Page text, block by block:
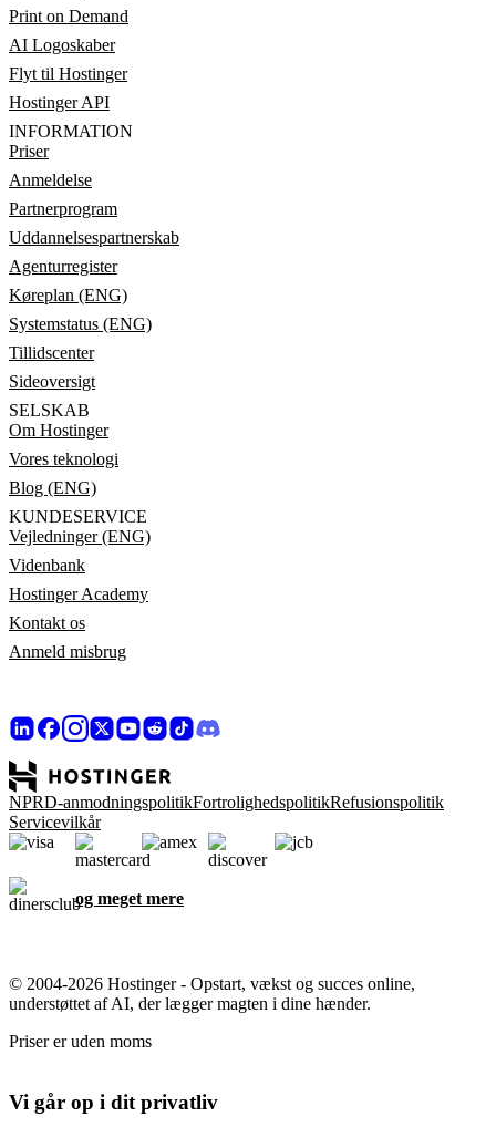
Print on Demand
AI Logoskaber
Flyt til Hostinger
Hostinger API
INFORMATION
Priser
Anmeldelse
Partnerprogram
Uddannelsespartnerskab
Agenturregister
Køreplan (ENG)
Systemstatus (ENG)
Tillidscenter
Sideoversigt
SELSKAB
Om Hostinger
Vores teknologi
Blog (ENG)
KUNDESERVICE
Vejledninger (ENG)
Videnbank
Hostinger Academy
Kontakt os
Anmeld misbrug
NPRD-anmodningspolitikFortrolighedspolitikRefusionspolitik
Servicevilkår
og meget mere
© 2004-2026 Hostinger - Opstart, vækst og succes online,
understøttet af AI, der lægger magten i dine hænder.
Priser er uden moms
Vi går op i dit privatliv